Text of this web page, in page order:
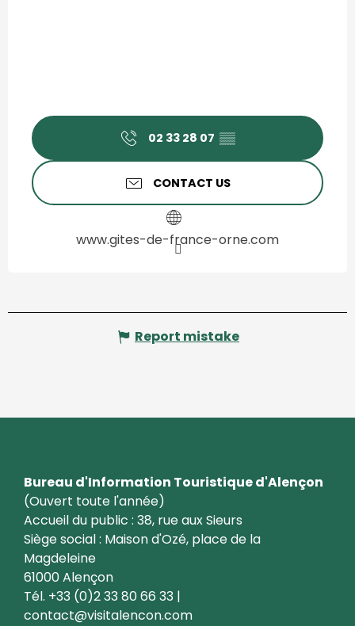
02 33 28 07 ▒▒
CONTACT US
www.gites-de-france-orne.com
Report mistake
Bureau d'Information Touristique d'Alençon
(Ouvert toute l'année)
Accueil du public : 38, rue aux Sieurs
Siège social : Maison d'Ozé, place de la
Magdeleine
61000 Alençon
Tél. +33 (0)2 33 80 66 33 |
contact@visitalencon.com